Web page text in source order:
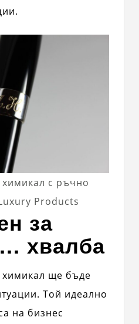
с ръчно
Products
за
хвалба
химикал ще бъде
Той идеално
на бизнес